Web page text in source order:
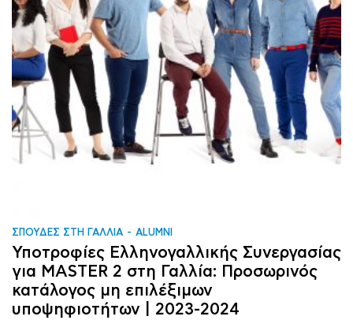
ΣΠΟΥΔΕΣ ΣΤΗ ΓΑΛΛΙΑ ALUMNI
Υποτροφίες Ελληνογαλλικής Συνεργασίας
για MASTER 2 στη Γαλλία: Προσωρινός
κατάλογος μη επιλέξιμων
υποψηφιοτήτων | 2023-2024